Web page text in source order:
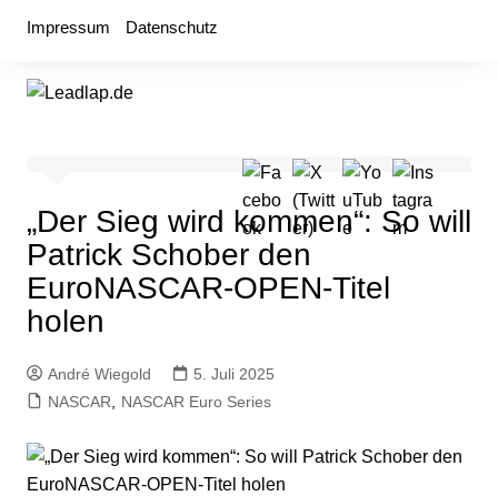
Impressum Datenschutz
„Der Sieg wird kommen“: So will
Patrick Schober den
EuroNASCAR-OPEN-Titel
holen
André Wiegold
5. Juli 2025
NASCAR, NASCAR Euro Series